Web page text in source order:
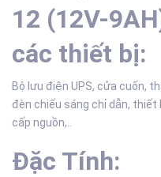
12 (12V-
các thiết bị:
Bộ lưu điện UPS, cửa cuốn,
đèn chiếu sáng chỉ dẫn, thiết
cấp nguồn,..
Đặc Tính: